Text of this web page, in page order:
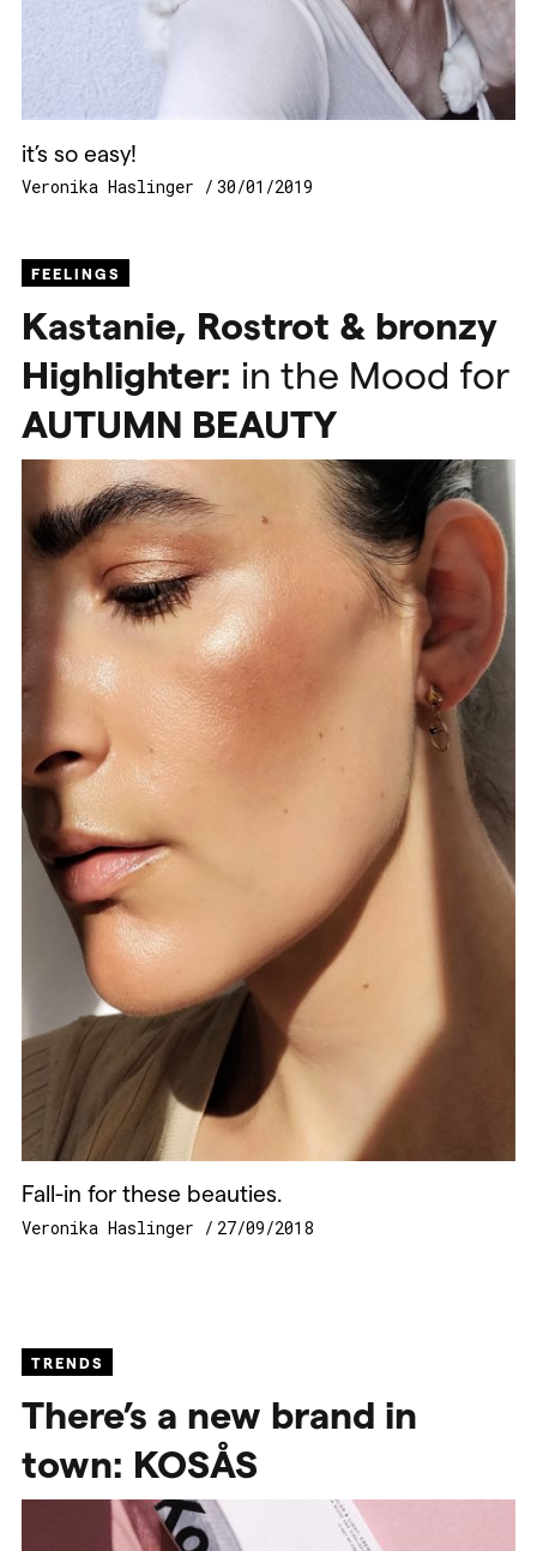
it’s so easy!
Veronika Haslinger 30/01/2019
FEELINGS
Kastanie, Rostrot & bronzy
Highlighter: in the Mood for
AUTUMN BEAUTY
Fall-in for these beauties.
Veronika Haslinger 27/09/2018
TRENDS
There’s a new brand in
town: KOSÅS